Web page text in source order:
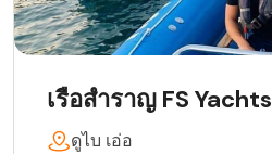
เรือสำราญ FS Yachts
ดูไบ เอ่อ